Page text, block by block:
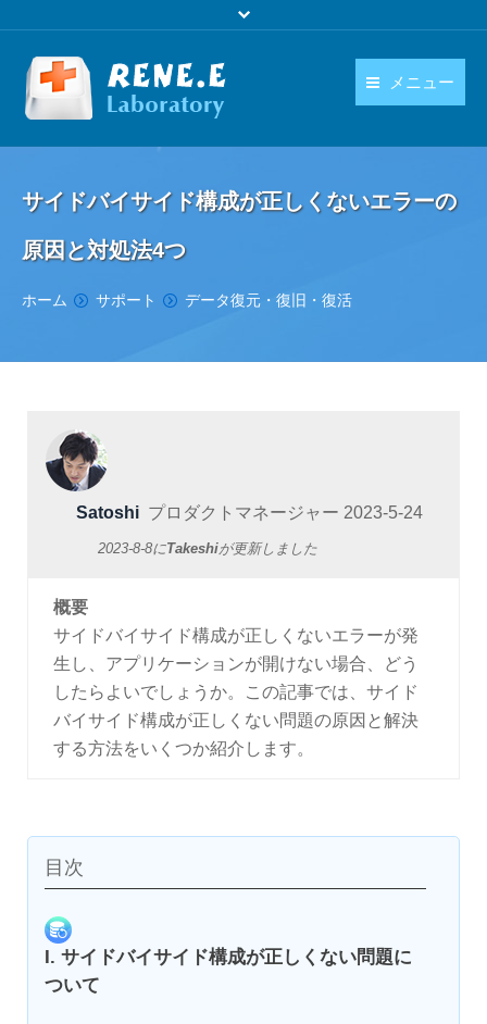
メニュー
ダウンロード
操作ガイド
日本語
language
サイドバイサイド構成が正しくないエラーの
原因と対処法4つ
You are here:
ホーム サポート データ復元・復旧・復活
Satoshi プロダクトマネージャー 2023-5-24
2023-8-8にTakeshiが更新しました
概要
サイドバイサイド構成が正しくないエラーが発
生し、アプリケーションが開けない場合、どう
したらよいでしょうか。この記事では、サイド
バイサイド構成が正しくない問題の原因と解決
する方法をいくつか紹介します。
目次
I. サイドバイサイド構成が正しくない問題に
ついて